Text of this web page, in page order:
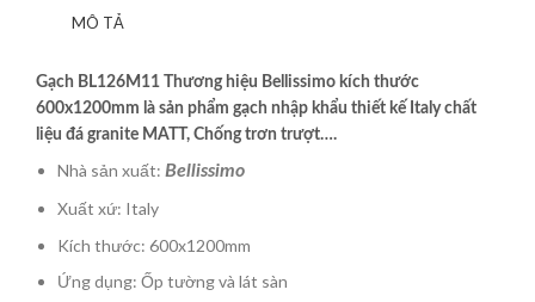
MÔ TẢ
Gạch BL126M11 Thương hiệu Bellissimo kích thước
600x1200mm là sản phẩm gạch nhập khẩu thiết kế Italy chất
liệu đá granite MATT, Chống trơn trượt….
Nhà sản xuất:Bellissimo
Xuất xứ: Italy
Kích thước: 600x1200mm
Ứng dụng: Ốp tường và lát sàn